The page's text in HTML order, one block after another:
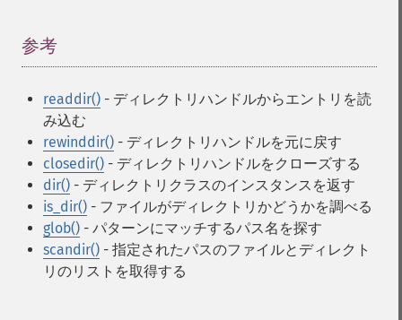
参考
readdir() - ディレクトリハンドルからエントリを読
み込む
rewinddir() - ディレクトリハンドルを元に戻す
closedir() - ディレクトリハンドルをクローズする
dir() - ディレクトリクラスのインスタンスを返す
is_dir() - ファイルがディレクトリかどうかを調べる
glob() - パターンにマッチするパス名を探す
scandir() - 指定されたパスのファイルとディレクト
リのリストを取得する